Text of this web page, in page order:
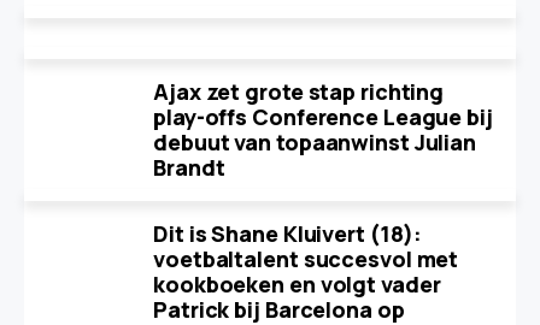
Ajax zet grote stap richting
play-offs Conference League bij
debuut van topaanwinst Julian
Brandt
Dit is Shane Kluivert (18):
voetbaltalent succesvol met
kookboeken en volgt vader
Patrick bij Barcelona op